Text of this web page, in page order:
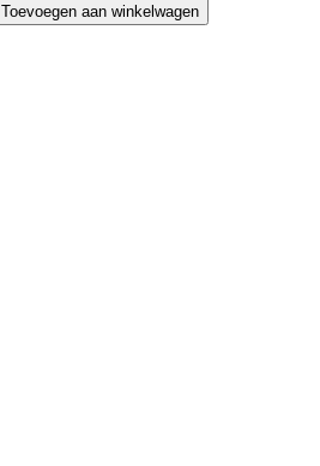
Toevoegen aan winkelwagen